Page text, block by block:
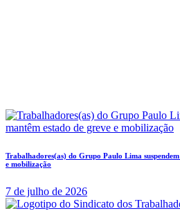
Trabalhadores(as) do Grupo Paulo Lima
e mobilização
7 de julho de 2026